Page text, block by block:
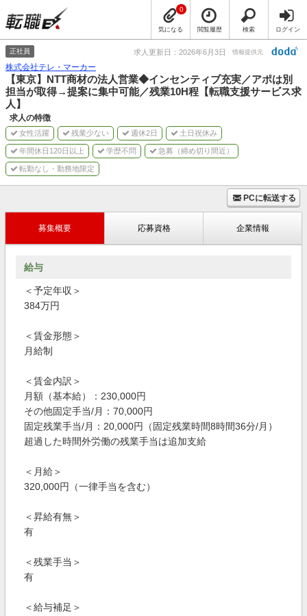
気になる
0
閲覧履歴 検索 ログイン
正社員 求人更新日：2026年6月3日 情報提供元
株式会社テレ・マーカー
【東京】NTT商材の法人営業◆インセンティブ充実／アポは別
担当が取得→提案に集中可能／残業10H程【転職支援サービス求
人】
求人の特徴
女性活躍 残業少ない 週休2日 土日祝休み
年間休日120日以上 学歴不問 急募（締め切り間近）
転勤なし・勤務地限定
PCに転送する
募集概要 応募資格 企業情報
給与
＜予定年収＞
384万円
＜賃金形態＞
月給制
＜賃金内訳＞
月額（基本給）：230,000円
その他固定手当/月：70,000円
固定残業手当/月：20,000円（固定残業時間8時間36分/月）
超過した時間外労働の残業手当は追加支給
＜月給＞
320,000円（一律手当を含む）
＜昇給有無＞
有
＜残業手当＞
有
＜給与補足＞